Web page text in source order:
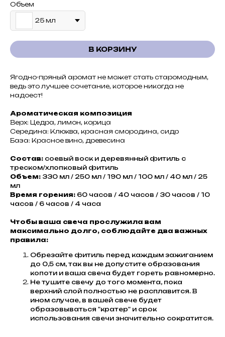
Объем
25 мл
В КОРЗИНУ
Ягодно-пряный аромат не может стать старомодным,
ведь это лучшее сочетание, которое никогда не
надоест!
Ароматическая композиция
Верх: Цедра, лимон, корица
Середина: Клюква, красная смородина, сидр
База: Красное вино, древесина
Состав: соевый воск и деревянный фитиль с
треском/хлопковый фитиль
Объем: 330 мл / 250 мл / 190 мл / 100 мл / 40 мл / 25
мл
Время горения: 60 часов / 40 часов / 30 часов / 10
часов / 6 часов / 4 часа
Чтобы ваша свеча прослужила вам
максимально долго, соблюдайте два важных
правила:
Обрезайте фитиль перед каждым зажиганием
до 0,5 см, так вы не допустите образования
копоти и ваша свеча будет гореть равномерно.
Не тушите свечу до того момента, пока
верхний слой полностью не расплавится. В
ином случае, в вашей свече будет
образовываться "кратер" и срок
использования свечи значительно сократится.